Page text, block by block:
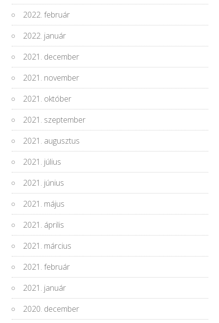
2022. február
2022. január
2021. december
2021. november
2021. október
2021. szeptember
2021. augusztus
2021. július
2021. június
2021. május
2021. április
2021. március
2021. február
2021. január
2020. december